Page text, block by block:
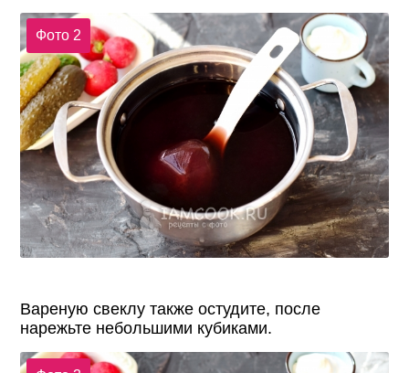
Фото 2
Вареную свеклу также остудите, после
нарежьте небольшими кубиками.